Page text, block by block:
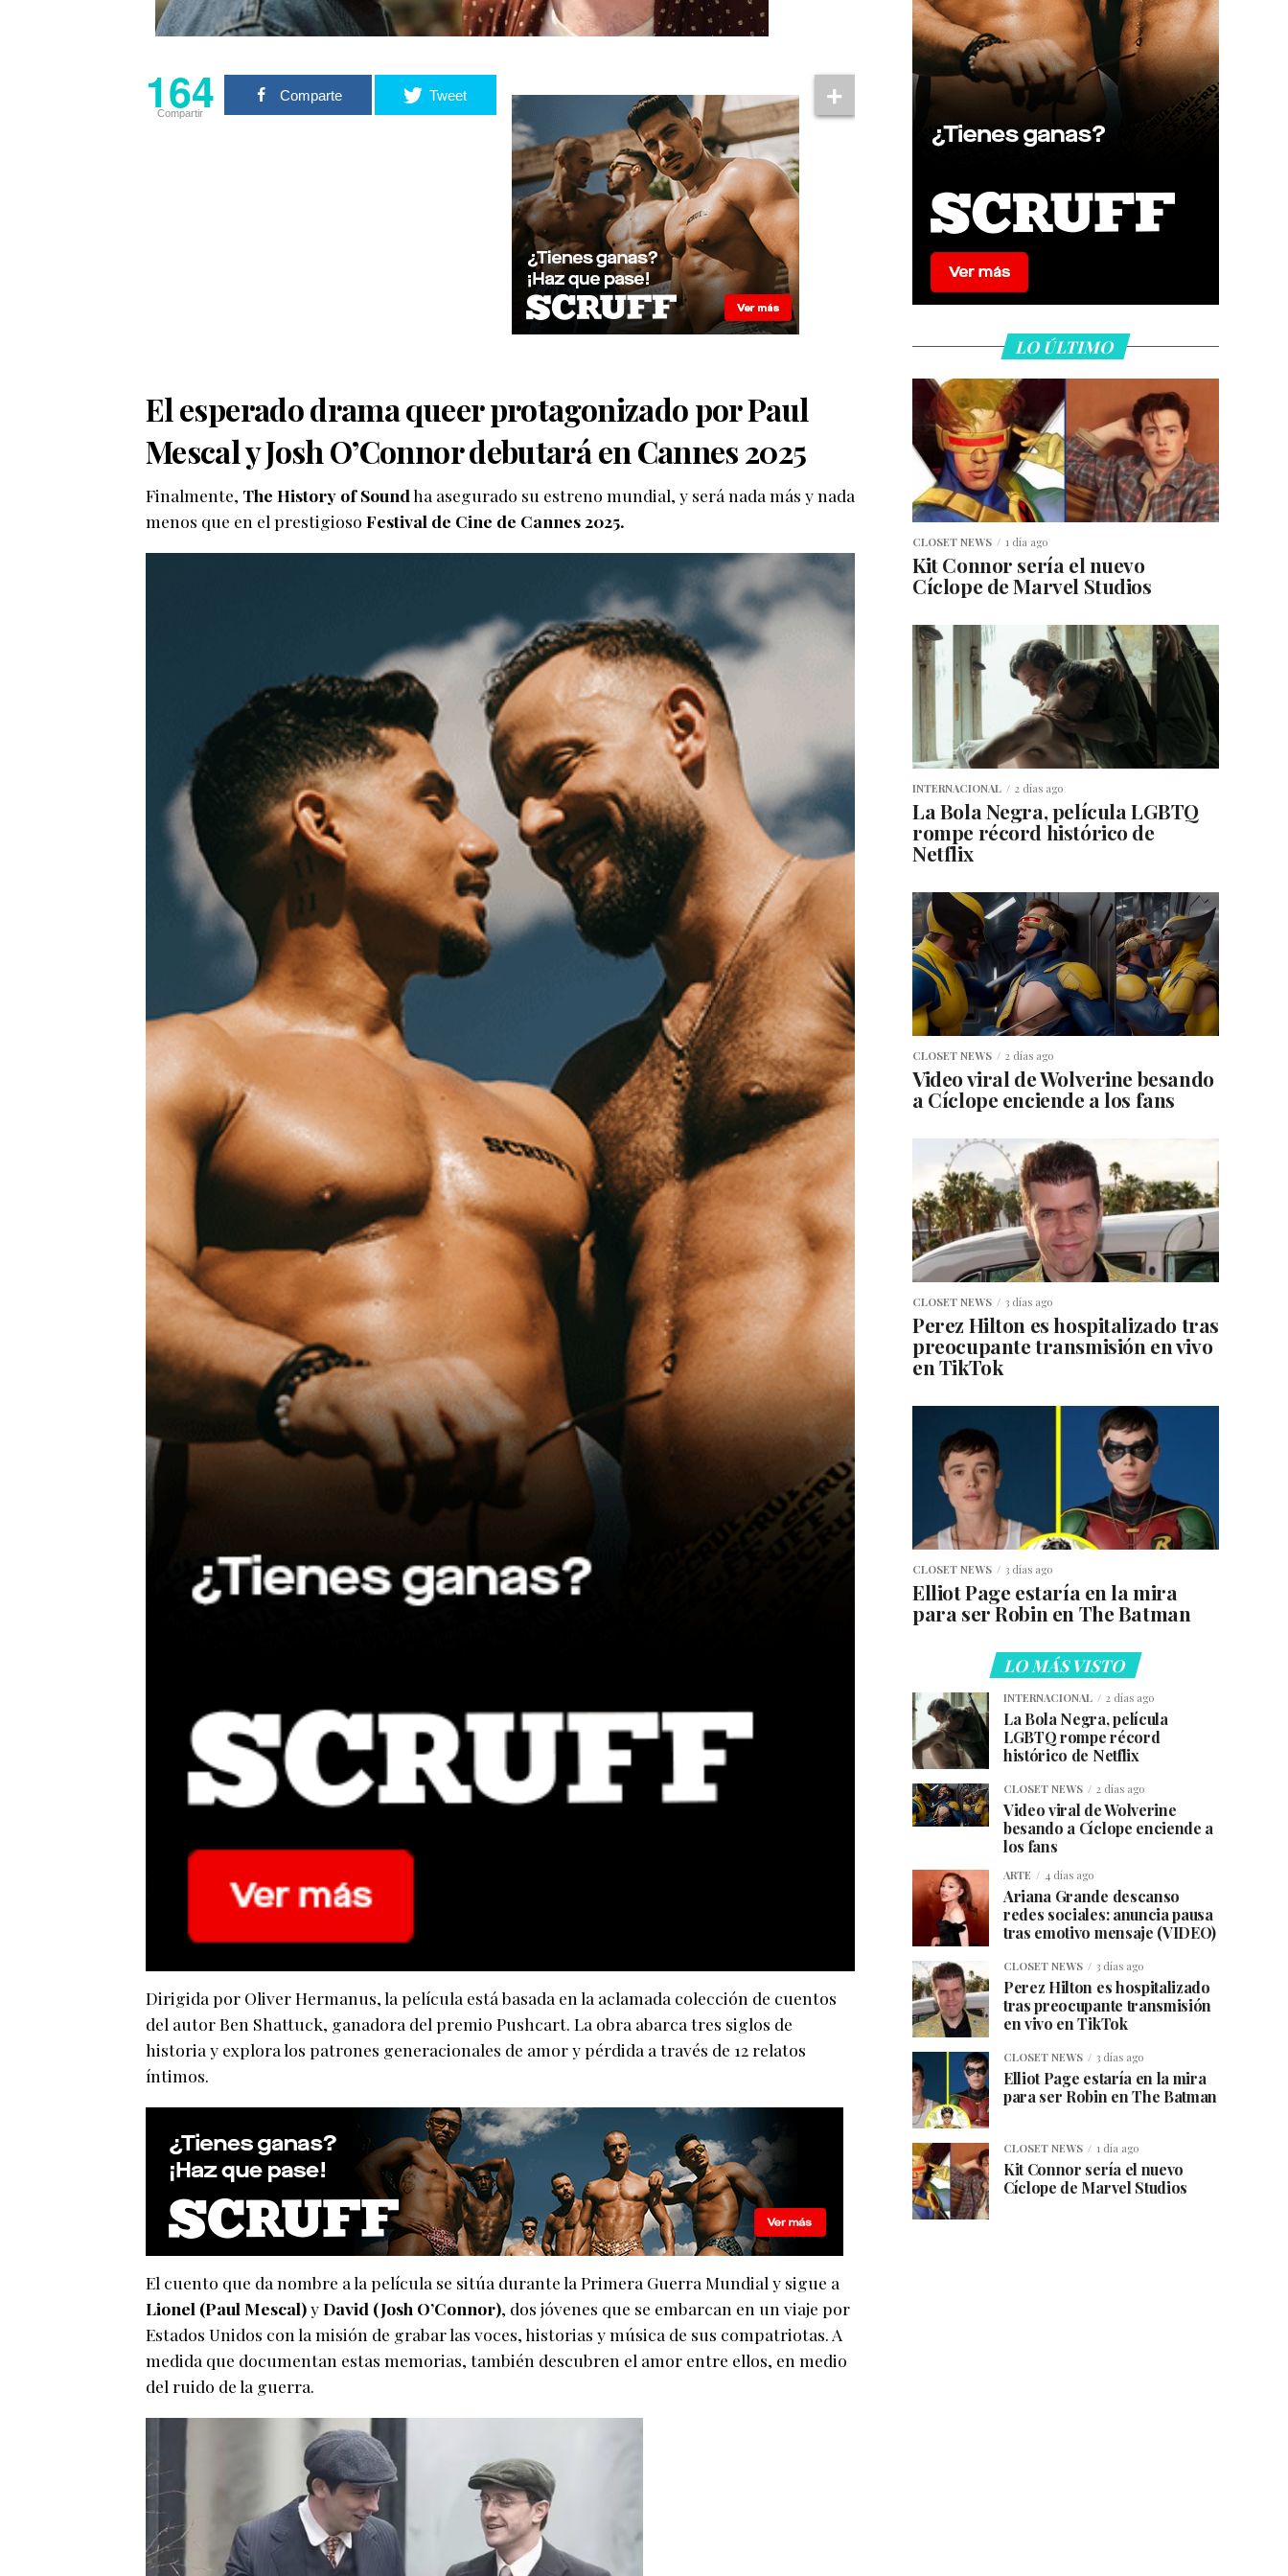
164
Compartir
Comparte Tweet
El esperado drama queer protagonizado por Paul
Mescal y Josh O’Connor debutará en Cannes 2025
Finalmente, The History of Soundha asegurado su estreno mundial, y será nada más y nada
menos que en el prestigioso Festival de Cine de Cannes 2025.
Dirigida por Oliver Hermanus, la película está basada en la aclamada colección de cuentos
del autor Ben Shattuck, ganadora del premio Pushcart. La obra abarca tres siglos de
historia y explora los patrones generacionales de amor y pérdida a través de 12 relatos
íntimos.
El cuento que da nombre a la película se sitúa durante la Primera Guerra Mundial y sigue a
Lionel (Paul Mescal)yDavid (Josh O’Connor), dos jóvenes que se embarcan en un viaje por
Estados Unidos con la misión de grabar las voces, historias y música de sus compatriotas. A
medida que documentan estas memorias, también descubren el amor entre ellos, en medio
del ruido de la guerra.
LO ÚLTIMO
CLOSET NEWS 1 día ago
Kit Connor sería el nuevo
Cíclope de Marvel Studios
INTERNACIONAL 2 días ago
La Bola Negra, película LGBTQ
rompe récord histórico de
Netflix
CLOSET NEWS 2 días ago
Video viral de Wolverine besando
a Cíclope enciende a los fans
CLOSET NEWS 3 días ago
Perez Hilton es hospitalizado tras
preocupante transmisión en vivo
en TikTok
CLOSET NEWS 3 días ago
Elliot Page estaría en la mira
para ser Robin en The Batman
LO MÁS VISTO
INTERNACIONAL 2 días ago
La Bola Negra, película
LGBTQ rompe récord
histórico de Netflix
CLOSET NEWS 2 días ago
Video viral de Wolverine
besando a Cíclope enciende a
los fans
ARTE 4 días ago
Ariana Grande descanso
redes sociales: anuncia pausa
tras emotivo mensaje (VIDEO)
CLOSET NEWS 3 días ago
Perez Hilton es hospitalizado
tras preocupante transmisión
en vivo en TikTok
CLOSET NEWS 3 días ago
Elliot Page estaría en la mira
para ser Robin en The Batman
CLOSET NEWS 1 día ago
Kit Connor sería el nuevo
Cíclope de Marvel Studios